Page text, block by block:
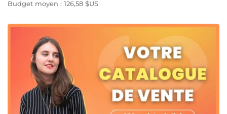
Budget moyen : 126,58 $US